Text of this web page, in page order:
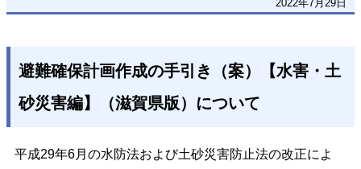
2022年7月29日
避難確保計画作成の手引き（案）【水害・土
砂災害編】（滋賀県版）について
平成29年6月の水防法および土砂災害防止法の改正によ